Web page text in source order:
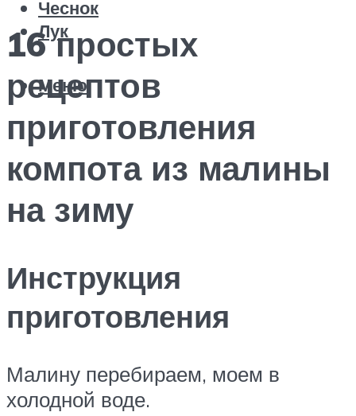
Чеснок
Лук
Меню
16 простых
рецептов
приготовления
компота из малины
на зиму
Инструкция
приготовления
Малину перебираем, моем в
холодной воде.